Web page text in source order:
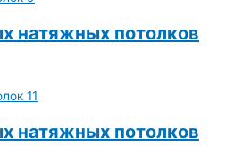
натяжных потолков
натяжных потолков